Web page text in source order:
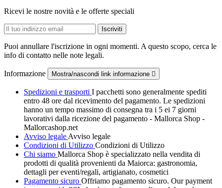
Ricevi le nostre novità e le offerte speciali
Puoi annullare l'iscrizione in ogni momenti. A questo scopo, cerca le
info di contatto nelle note legali.
Informazione Mostra/nascondi link informazione 
Spedizioni e trasporti I pacchetti sono generalmente spediti
entro 48 ore dal ricevimento del pagamento. Le spedizioni
hanno un tempo massimo di consegna tra i 5 ei 7 giorni
lavorativi dalla ricezione del pagamento - Mallorca Shop -
Mallorcashop.net
Avviso legale Avviso legale
Condizioni di Utilizzo Condizioni di Utilizzo
Chi siamo Mallorca Shop è specializzato nella vendita di
prodotti di qualità provenienti da Maiorca: gastronomia,
dettagli per eventi/regali, artigianato, cosmetici
Pagamento sicuro Offriamo pagamento sicuro. Our payment